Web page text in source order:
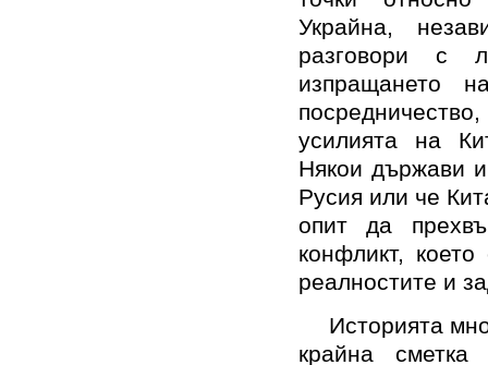
Украйна,
разговори с
изпращането
усилията на
Някои държави
Русия или че
опит да
конфликт,
реалностите и
Историята
крайна